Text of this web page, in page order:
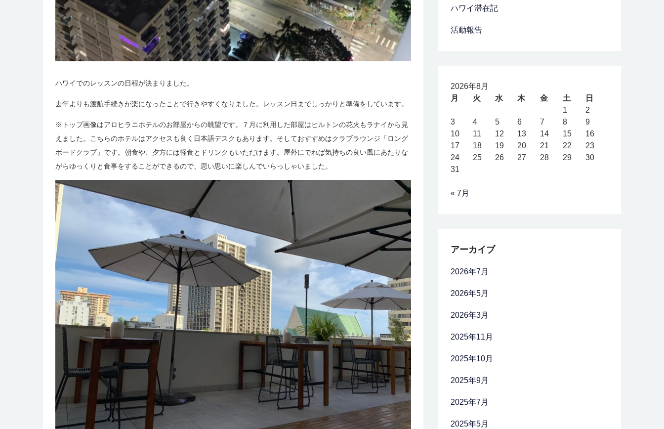
ハワイでのレッスンの日程が決まりました。
去年よりも渡航手続きが楽になったことで行きやすくなりました。レッスン日までしっかりと準備をしています。
※トップ画像はアロヒラニホテルのお部屋からの眺望です。７月に利用した部屋はヒルトンの花火もラナイから見
えました。こちらのホテルはアクセスも良く日本語デスクもあります。そしておすすめはクラブラウンジ「ロング
ボードクラブ」です。朝食や、夕方には軽食とドリンクもいただけます。屋外にでれば気持ちの良い風にあたりな
がらゆっくりと食事をすることができるので、思い思いに楽しんでいらっしゃいました。
ハワイ滞在記
活動報告
2026年8月
月
火 水 木 金 土
日
1
2
3
4 5 6 7 8
9
10
11 12 13 14 15
16
17
18 19 20 21 22
23
24
25 26 27 28 29
30
31
« 7月
アーカイブ
2026年7月
2026年5月
2026年3月
2025年11月
2025年10月
2025年9月
2025年7月
2025年5月